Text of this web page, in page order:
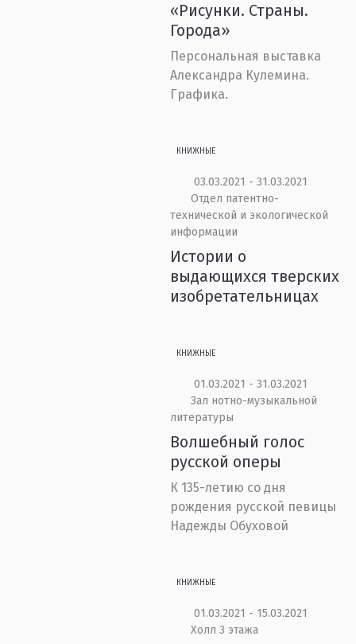
«Рисунки. Страны.
Города»
Персональная выставка
Александра Кулемина.
Графика.
КНИЖНЫЕ
03.03.2021 - 31.03.2021
Отдел патентно-
технической и экологической
информации
Истории о
выдающихся тверских
изобретательницах
КНИЖНЫЕ
01.03.2021 - 31.03.2021
Зал нотно-музыкальной
литературы
Волшебный голос
русской оперы
К 135-летию со дня
рождения русской певицы
Надежды Обуховой
КНИЖНЫЕ
01.03.2021 - 15.03.2021
Холл 3 этажа